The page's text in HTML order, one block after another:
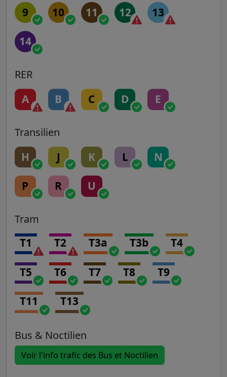
9 10 11 12 13
14
RER
A B C D E
Transilien
H J K L N
P R U
Tram
T1 T2 T3a T3b T4
T5 T6 T7 T8 T9
T11 T13
Bus & Noctilien
Voir l'info trafic des Bus et Noctilien